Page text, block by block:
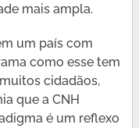
mais ampla.
um país com
como esse tem
cidadãos,
que a CNH
é um reflexo